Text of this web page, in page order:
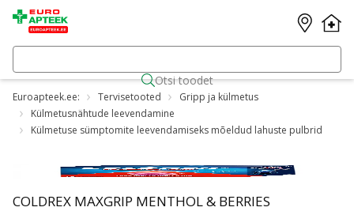
Otsi toodet
Euroapteek.ee: Tervisetooted
Gripp ja külmetus
Külmetusnähtude leevendamine
Külmetuse sümptomite leevendamiseks mõeldud lahuste pulbrid
COLDREX MAXGRIP MENTHOL & BERRIES